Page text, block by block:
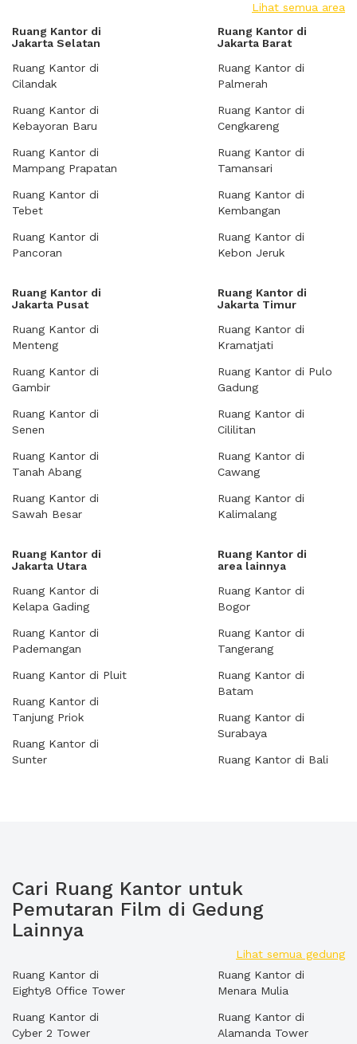
Lihat semua area
Ruang Kantor di
Jakarta Selatan
Ruang Kantor di
Cilandak
Ruang Kantor di
Kebayoran Baru
Ruang Kantor di
Mampang Prapatan
Ruang Kantor di
Tebet
Ruang Kantor di
Pancoran
Ruang Kantor di
Jakarta Barat
Ruang Kantor di
Palmerah
Ruang Kantor di
Cengkareng
Ruang Kantor di
Tamansari
Ruang Kantor di
Kembangan
Ruang Kantor di
Kebon Jeruk
Ruang Kantor di
Jakarta Pusat
Ruang Kantor di
Menteng
Ruang Kantor di
Gambir
Ruang Kantor di
Senen
Ruang Kantor di
Tanah Abang
Ruang Kantor di
Sawah Besar
Ruang Kantor di
Jakarta Timur
Ruang Kantor di
Kramatjati
Ruang Kantor di Pulo
Gadung
Ruang Kantor di
Cililitan
Ruang Kantor di
Cawang
Ruang Kantor di
Kalimalang
Ruang Kantor di
Jakarta Utara
Ruang Kantor di
Kelapa Gading
Ruang Kantor di
Pademangan
Ruang Kantor di Pluit
Ruang Kantor di
Tanjung Priok
Ruang Kantor di
Sunter
Ruang Kantor di
area lainnya
Ruang Kantor di
Bogor
Ruang Kantor di
Tangerang
Ruang Kantor di
Batam
Ruang Kantor di
Surabaya
Ruang Kantor di Bali
Cari Ruang Kantor untuk
Pemutaran Film di Gedung
Lainnya
Lihat semua gedung
Ruang Kantor di
Eighty8 Office Tower
Ruang Kantor di
Cyber 2 Tower
Ruang Kantor di
Menara Mulia
Ruang Kantor di
Alamanda Tower